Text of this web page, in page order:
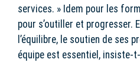
services. » Idem pour les
pour s’outiller et progresser.
l’équilibre, le soutien de ses
équipe est essentiel, insiste-